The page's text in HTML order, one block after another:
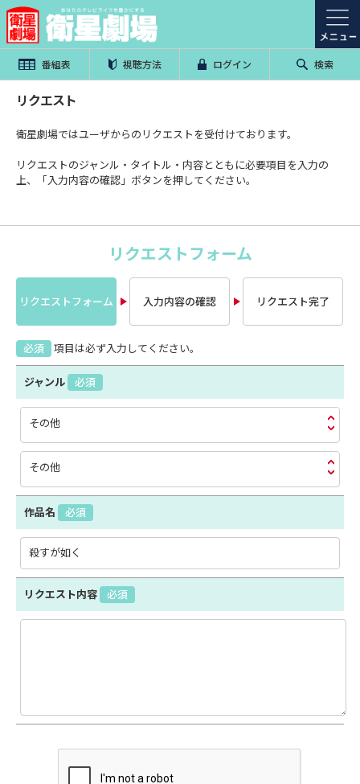
番組表 視聴方法 ログイン 検索
リクエスト
衛星劇場ではユーザからのリクエストを受付けております。
リクエストのジャンル・タイトル・内容とともに必要項目を入力の
上、「入力内容の確認」ボタンを押してください。
リクエストフォーム
リクエストフォーム 入力内容の確認 リクエスト完了
必須 項目は必ず入力してください。
ジャンル 必須
その他
その他
作品名 必須
リクエスト内容 必須